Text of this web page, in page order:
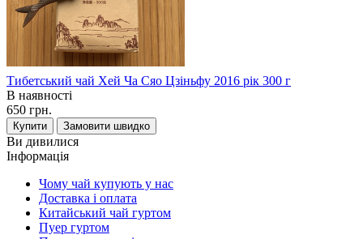
Тибетський чай Хей Ча Сяо Цзіньфу 2016 рік 300 г
В наявності
650 грн.
Купити Замовити швидко
Ви дивилися
Інформація
Чому чай купують у нас
Доставка і оплата
Китайський чай гуртом
Пуер гуртом